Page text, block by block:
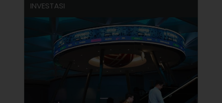
INVESTASI